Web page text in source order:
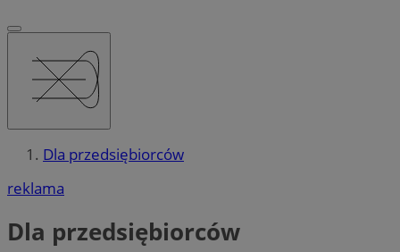
Dla przedsiębiorców
reklama
Dla przedsiębiorców